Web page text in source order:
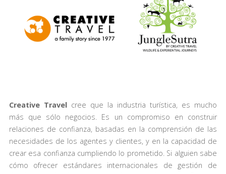
Creative Travelcree que la industria turística, es mucho
más que sólo negocios. Es un compromiso en construir
relaciones de confianza, basadas en la comprensión de las
necesidades de los agentes y clientes, y en la capacidad de
crear esa confianza cumpliendo lo prometido. Si alguien sabe
cómo ofrecer estándares internacionales de gestión de